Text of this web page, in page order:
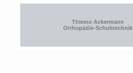
Thiemo Ackermann
Orthopädie-Schuhtechnik